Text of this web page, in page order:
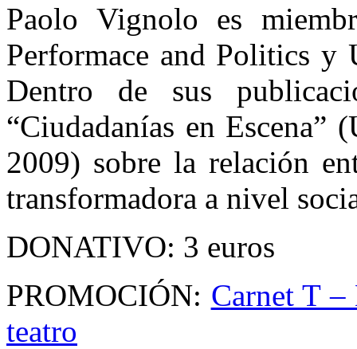
Paolo Vignolo es
Performace and Politics y
Dentro de sus
“Ciudadanías en Escena”
2009) sobre la relación
transformadora a nivel
DONATIVO: 3 euros
PROMOCIÓN: Carnet T
teatro